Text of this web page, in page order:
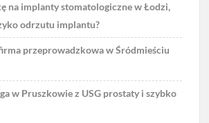
na implanty stomatologiczne w Łodzi,
odrzutu implantu?
przeprowadzkowa w Śródmieściu
w Pruszkowie z USG prostaty i szybko